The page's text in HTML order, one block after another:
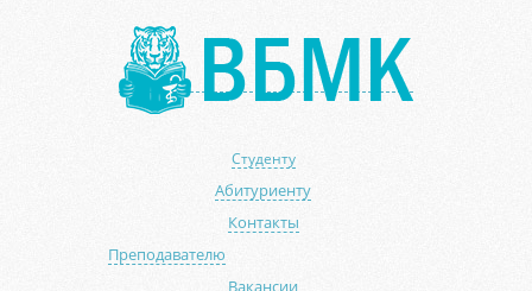
Студенту
Абитуриенту
Контакты
Преподавателю
Вакансии